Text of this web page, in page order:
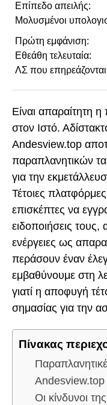
Επίπεδο απειλής:
Μολυσμένοι
Πρώτη εμφάνιση:
Εθεάθη τελευταία:
ΛΣ που
Είναι απαραίτητη
στον Ιστό.
Andesview.top
παραπλανητικών
για την
Τέτοιες
επισκέπτες να
ειδοποιήσεις τους,
ενέργειες ως
περάσουν έναν
εμβαθύνουμε στη
γιατί η αποφυγή
σημασίας για την
Πίνακας
Andesview.top
Οι κίνδυνοι της